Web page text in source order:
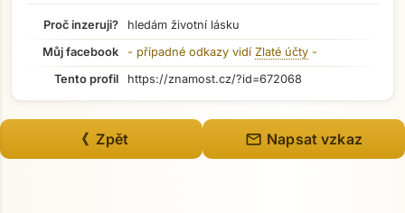
Přejít na hlavní obsah
Proč inzeruji?
hledám životní lásku
Můj facebook
- případné odkazy vidí Zlaté účty -
Tento profil
https://znamost.cz/?id=672068
《 Zpět mail Napsat vzkaz